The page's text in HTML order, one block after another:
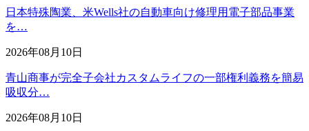
日本特殊陶業、米Wells社の自動車向け修理用電子部品事業
を…
2026年08月10日
青山商事が完全子会社カスタムライフの一部権利義務を簡易
吸収分…
2026年08月10日